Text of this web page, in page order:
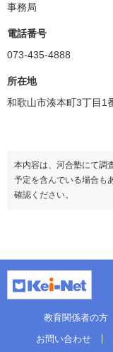
事務局
電話番号
073-435-4888
所在地
和歌山市湊本町3丁目1
本内容は、河合塾にて調
予定を含んでいる場合も
確認ください。
教育関係者の方
お問い合わせ